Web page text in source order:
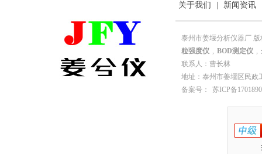
关于我们 新闻资讯
泰州市姜堰分析仪器厂
粒强度仪 , BOD测定仪 ,
联系人：曹长林
地址：泰州市姜堰区民政
备案号：
苏ICP备